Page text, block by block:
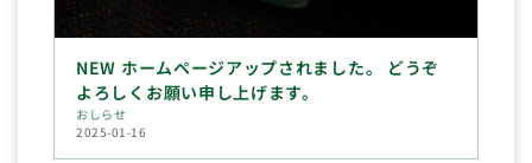
NEW ホームページアップされました。 どうぞ
よろしくお願い申し上げます。
おしらせ
2025-01-16